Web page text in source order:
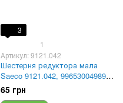
3
1
Артикул: 9121.042
Шестерня редуктора мала
Saeco 9121.042, 996530049894,
1212015
65 грн